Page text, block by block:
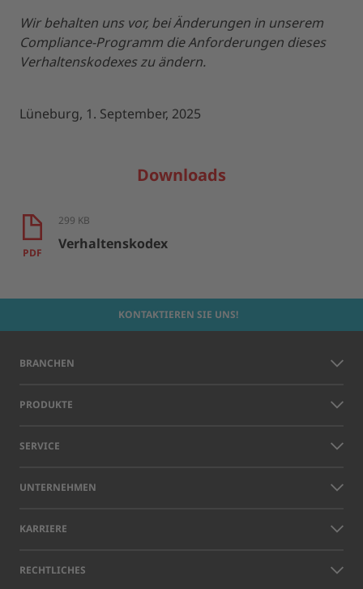
Wir behalten uns vor, bei Änderungen in unserem
Compliance-Programm die Anforderungen dieses
Verhaltenskodexes zu ändern.
Lüneburg, 1. September, 2025
Downloads
PDF
299 KB
Verhaltenskodex
KONTAKTIEREN SIE UNS!
BRANCHEN
PRODUKTE
SERVICE
UNTERNEHMEN
KARRIERE
RECHTLICHES